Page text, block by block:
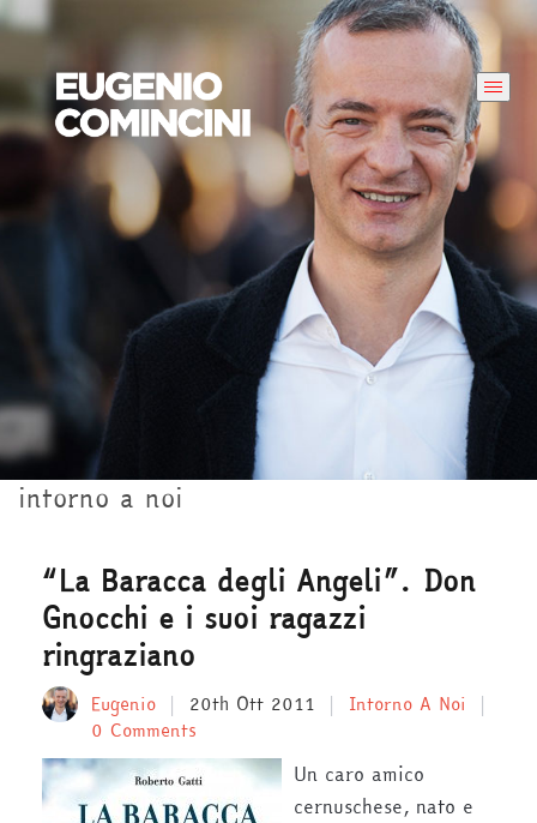
intorno a noi
“La Baracca degli Angeli”. Don
Gnocchi e i suoi ragazzi
ringraziano
Eugenio 20th Ott 2011
Intorno A Noi
0 Comments
Un caro amico
cernuschese, nato e